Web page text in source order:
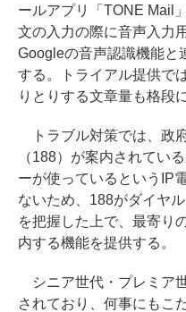
ールアプリ「TONE Mail
文の入力の際に音声入力
Googleの音声認識機能と
する。トライアル提供で
りとりする文章量も格段
トラブル対策では、政
（188）が案内されてい
ーが使っているというIP
ないため、188がダイヤ
を把握した上で、最寄り
内する機能を提供する。
シニア世代・プレミア
されており、何事にもこ